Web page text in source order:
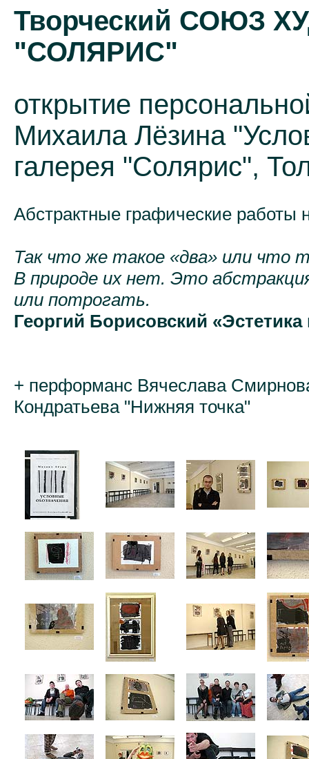
Творческий СОЮЗ
"СОЛЯРИС"
открытие
Михаила Лёзина
галерея "Солярис",
Абстрактные графические работы
Так что же такое «два» или что
В природе их нет. Это
или потрогать.
Георгий Борисовский «Эстетика
+ перформанс Вячеслава
Кондратьева "Нижняя точка"